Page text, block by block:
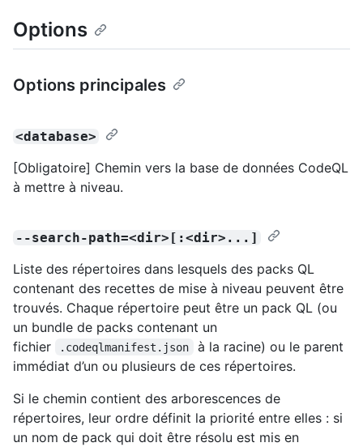
Options
Options principales
<database>
[Obligatoire] Chemin vers la base de données CodeQL
à mettre à niveau.
--search-path=<dir>[:<dir>...]
Liste des répertoires dans lesquels des packs QL
contenant des recettes de mise à niveau peuvent être
trouvés. Chaque répertoire peut être un pack QL (ou
un bundle de packs contenant un
fichier
.codeqlmanifest.json
à la racine) ou le parent
immédiat d’un ou plusieurs de ces répertoires.
Si le chemin contient des arborescences de
répertoires, leur ordre définit la priorité entre elles : si
un nom de pack qui doit être résolu est mis en